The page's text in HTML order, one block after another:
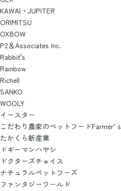
KAWAI・JUPITER
ORIMITSU
OXBOW
P2＆Associates Inc.
Rabbit's
Rainbow
Richell
SANKO
WOOLY
イースター
こだわり農家のペットフードFarmer’ｓ
たかくら新産業
ドギーマンハヤシ
ドクターズチョイス
ナチュラルペットフーズ
ファンタジーワールド